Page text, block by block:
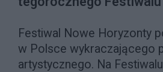
Festiwal Nowe Horyzonty
w Polsce wykraczającego
artystycznego. Na